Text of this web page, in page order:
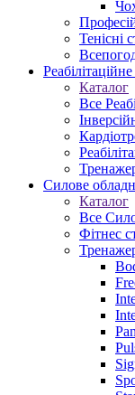
Тенісні
Каталог
Все
Силове
Каталог
Все
Фітнес